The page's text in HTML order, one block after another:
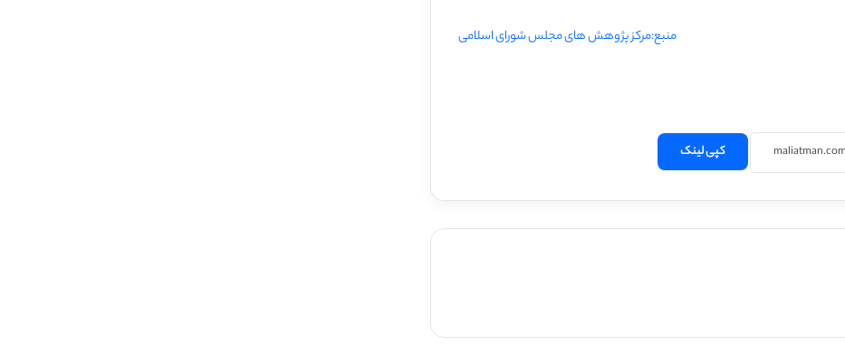
منبع:مرکز پژوهش های مجلس شورای اسلامی
کپی لینک